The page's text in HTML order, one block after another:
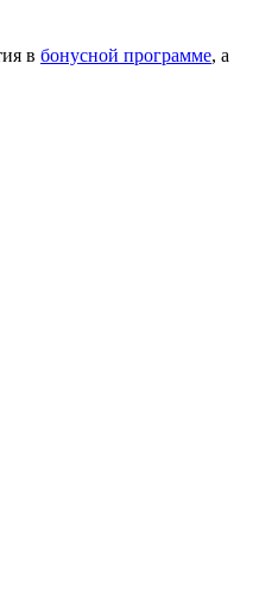
в бонусной программе, а